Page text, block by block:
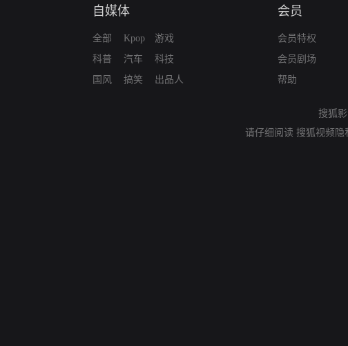
自媒体
全部
科普
国风
Kpop
汽车
搞笑
游戏
科技
出品人
会员
会员特权
会员剧场
帮助
搜狐
请仔细阅读 搜狐视频隐